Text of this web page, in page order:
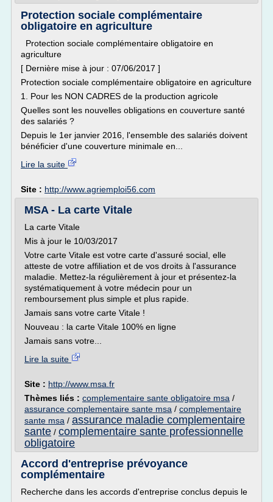
Protection sociale complémentaire
obligatoire en agriculture
Protection sociale complémentaire obligatoire en
agriculture
[ Dernière mise à jour : 07/06/2017 ]
Protection sociale complémentaire obligatoire en agriculture
1. Pour les NON CADRES de la production agricole
Quelles sont les nouvelles obligations en couverture santé
des salariés ?
Depuis le 1er janvier 2016, l'ensemble des salariés doivent
bénéficier d'une couverture minimale en...
Lire la suite
Site : http://www.agriemploi56.com
MSA - La carte Vitale
La carte Vitale
Mis à jour le 10/03/2017
Votre carte Vitale est votre carte d'assuré social, elle
atteste de votre affiliation et de vos droits à l'assurance
maladie. Mettez-la régulièrement à jour et présentez-la
systématiquement à votre médecin pour un
remboursement plus simple et plus rapide.
Jamais sans votre carte Vitale !
Nouveau : la carte Vitale 100% en ligne
Jamais sans votre...
Lire la suite
Site : http://www.msa.fr
Thèmes liés : complementaire sante obligatoire msa /
assurance complementaire sante msa / complementaire
sante msa / assurance maladie complementaire
sante / complementaire sante professionnelle
obligatoire
Accord d'entreprise prévoyance
complémentaire
Recherche dans les accords d'entreprise conclus depuis le